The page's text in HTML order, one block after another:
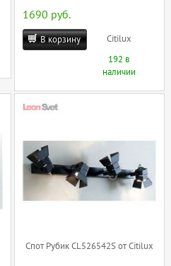
1690 руб.
В корзину
Citilux
192 в
наличии
Спот Рубик CL526542S от Citilux